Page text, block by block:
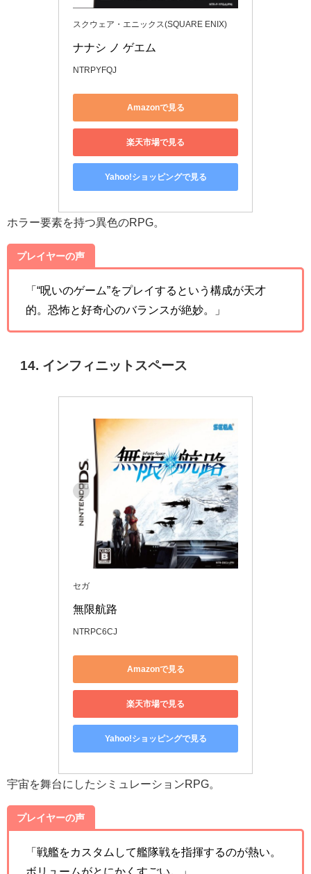
スクウェア・エニックス(SQUARE ENIX)
ナナシ ノ ゲエム
NTRPYFQJ
Amazonで見る
楽天市場で見る
Yahoo!ショッピングで見る
ホラー要素を持つ異色のRPG。
プレイヤーの声
「“呪いのゲーム”をプレイするという構成が天才
的。恐怖と好奇心のバランスが絶妙。」
14. インフィニットスペース
セガ
無限航路
NTRPC6CJ
Amazonで見る
楽天市場で見る
Yahoo!ショッピングで見る
宇宙を舞台にしたシミュレーションRPG。
プレイヤーの声
「戦艦をカスタムして艦隊戦を指揮するのが熱い。
ボリュームがとにかくすごい。」